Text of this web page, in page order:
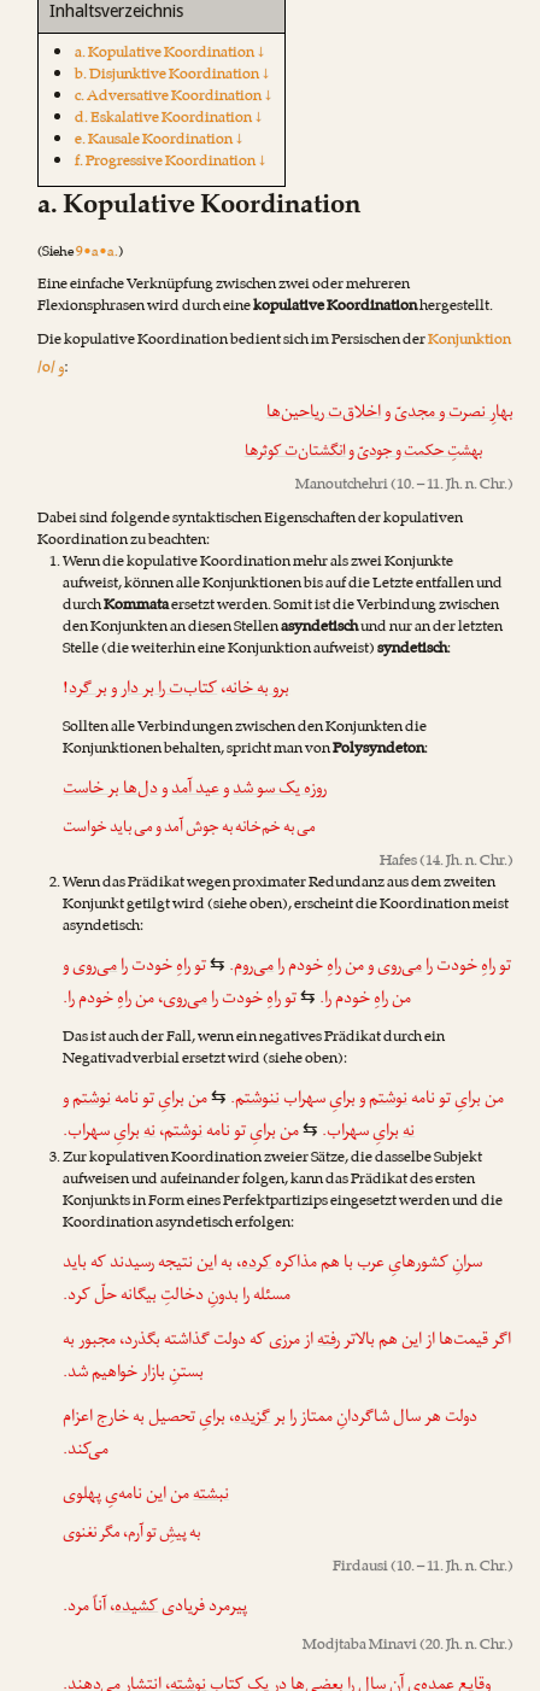
Inhaltsverzeichnis
a. Kopulative Koordination ↓
b. Disjunktive Koordination ↓
c. Adversative Koordination ↓
d. Eskalative Koordination ↓
e. Kausale Koordination ↓
f. Progressive Koordination ↓
a. Kopulative Koordination
(Siehe9•a•a.)
Eine einfache Verknüpfung zwischen zwei oder mehreren
Flexionsphrasen wird durch einekopulative Koordinationhergestellt.
Die kopulative Koordination bedient sich im Persischen derKonjunktion
/o/و:
بهارِ نصرت و مجدیّواخلاق‌ت ریاحین‌ها
بهشتِ حکمت و جودیّوانگشتان‌ت کوثرها
Manoutchehri(10. – 11. Jh. n. Chr.)
Dabei sind folgende syntaktischen Eigenschaften der kopulativen
Koordination zu beachten:
Wenn die kopulative Koordination mehr als zwei Konjunkte
aufweist, können alle Konjunktionen bis auf die Letzte entfallen und
durchKommataersetzt werden. Somit ist die Verbindung zwischen
den Konjunkten an diesen Stellenasyndetischund nur an der letzten
Stelle (die weiterhin eine Konjunktion aufweist)syndetisch:
برو به خانه،کتاب‌ت را بر داروبر گرد!
Sollten alle Verbindungen zwischen den Konjunkten die
Konjunktionen behalten, spricht man vonPolysyndeton:
روزه یک سو شدوعید آمدودل‌ها بر خاست
می به خم‌خانه به جوش آمد و می باید خواست
Hafes(14. Jh. n. Chr.)
Wenn das Prädikat wegen proximater Redundanz aus dem zweiten
Konjunkt getilgt wird (siehe oben), erscheint die Koordination meist
asyndetisch:
تو راهِ خودت رامی‌رویومن راهِ خودم رامی‌روم.
⇆ تو راهِ خودت رامی‌رویو
من راهِ خودم را. ⇆ تو راهِ خودت رامی‌روی، من راهِ خودم را.
Das ist auch der Fall, wenn ein negatives Prädikat durch ein
Negativadverbial ersetzt wird (siehe oben):
من برایِ تو نامهنوشتموبرایِ سهرابننوشتم.
⇆ من برایِ تو نامهنوشتمو
نهبرایِ سهراب. ⇆ من برایِ تو نامهنوشتم،نهبرایِ سهراب.
Zur kopulativen Koordination zweier Sätze, die dasselbe Subjekt
aufweisen und aufeinander folgen, kann das Prädikat des ersten
Konjunkts in Form eines Perfektpartizips eingesetzt werden und die
Koordination asyndetisch erfolgen:
سرانِ کشورهایِ عرب با هم مذاکرهکرده، به این نتیجه رسیدند که باید
مسئله را بدونِ دخالتِ بیگانه حلّ کرد.
اگر قیمت‌ها از این هم بالاتررفتهاز مرزی که دولت گذاشته بگذرد، مجبور به
بستنِ بازار خواهیم شد.
دولت هر سال شاگردانِ ممتاز را برگزیده، برایِ تحصیل به خارج اعزام
می‌کند.
نبشتهمن این نامه‌یِ پهلوی
به پیشِ تو آرم، مگر نغنوی
Firdausi(10. – 11. Jh. n. Chr.)
پیرمرد فریادیکشیده، آناً مرد.
Modjtaba Minavi(20. Jh. n. Chr.)